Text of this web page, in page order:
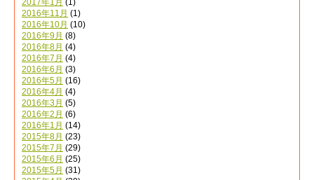
2016年11月 (1)
2016年10月 (10)
2016年9月 (8)
2016年8月 (4)
2016年7月 (4)
2016年6月 (3)
2016年5月 (16)
2016年4月 (4)
2016年3月 (5)
2016年2月 (6)
2016年1月 (14)
2015年8月 (23)
2015年7月 (29)
2015年6月 (25)
2015年5月 (31)